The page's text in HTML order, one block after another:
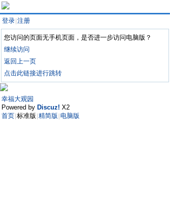
登录 注册
您访问的页面无手机页面，是否进一步访问电脑版？
继续访问
返回上一页
点击此链接进行跳转
幸福大观园
Powered by Discuz! X2
首页 标准版 精简版 电脑版